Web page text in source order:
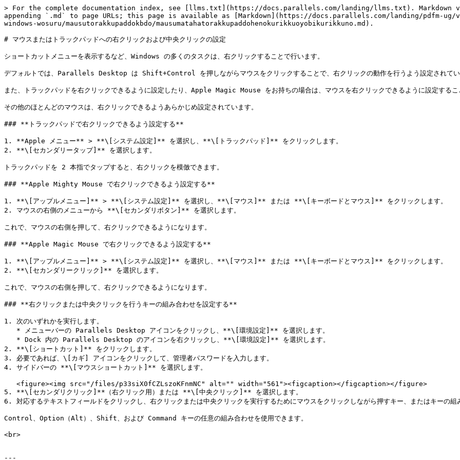
> For the complete documentation index, see [llms.txt](https://docs.parallels.com/landing/llms.txt). Markdown
appending `.md` to page URLs; this page is available as [Markdown](https://docs.parallels.com/landing/pdfm-
windows-wosuru/mausutorakkupaddokbdo/mausumatahatorakkupaddohenokurikkuoyobikurikkuno.md).
# マウスまたはトラックパッドへの右クリックおよび中央クリックの設定
ショートカットメニューを表示するなど、Windows の多くのタスクは、右クリックすることで行います。
デフォルトでは、Parallels Desktop は Shift+Control を押しながらマウスをクリックすることで、右クリックの動作を行うよう設定されていま
また、トラックパッドを右クリックできるように設定したり、Apple Magic Mouse をお持ちの場合は、マウスを右クリックできるように設定するこ
その他のほとんどのマウスは、右クリックできるようあらかじめ設定されています。
### **トラックパッドで右クリックできるよう設定する**
1. **Apple メニュー** > **\[システム設定]** を選択し、**\[トラックパッド]** をクリックします。
2. **\[セカンダリータップ]** を選択します。
トラックパッドを 2 本指でタップすると、右クリックを模倣できます。
### **Apple Mighty Mouse で右クリックできるよう設定する**
1. **\[アップルメニュー]** > **\[システム設定]** を選択し、**\[マウス]** または **\[キーボードとマウス]** をクリックします。
2. マウスの右側のメニューから **\[セカンダリボタン]** を選択します。
これで、マウスの右側を押して、右クリックできるようになります。
### **Apple Magic Mouse で右クリックできるよう設定する**
1. **\[アップルメニュー]** > **\[システム設定]** を選択し、**\[マウス]** または **\[キーボードとマウス]** をクリックします。
2. **\[セカンダリークリック]** を選択します。
これで、マウスの右側を押して、右クリックできるようになります。
### **右クリックまたは中央クリックを行うキーの組み合わせを設定する**
1. 次のいずれかを実行します。
2. **\[ショートカット]** をクリックします。
3. 必要であれば、\[カギ] アイコンをクリックして、管理者パスワードを入力します。
4. サイドバーの **\[マウスショートカット]** を選択します。
5. **\[セカンダリクリック]**（右クリック用）または **\[中央クリック]** を選択します。
6. 対応するテキストフィールドをクリックし、右クリックまたは中央クリックを実行するためにマウスをクリックしながら押すキー、またはキーの組
Control、Option（Alt）、Shift、および Command キーの任意の組み合わせを使用できます。
<br>
---